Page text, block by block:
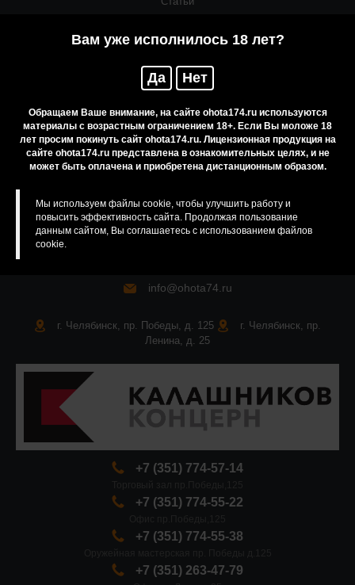
Вам уже исполнилось 18 лет?
Да Нет
Обращаем Ваше внимание, на сайте ohota174.ru используются
материалы с возрастным ограничением 18+. Если Вы моложе 18
лет просим покинуть сайт ohota174.ru. Лицензионная продукция на
сайте ohota174.ru представлена в ознакомительных целях, и не
может быть оплачена и приобретена дистанционным образом.
Мы используем файлы cookie, чтобы улучшить работу и
повысить эффективность сайта. Продолжая пользование
данным сайтом, Вы соглашаетесь с использованием файлов
cookie.
Резервирование
Приобретение лицензионных товаров
Бренды
Карта сайта
info@ohota74.ru
г. Челябинск, пр. Победы, д. 125
г. Челябинск, пр.
Ленина, д. 25
+7 (351) 774-57-14
+7 (351) 774-55-22
+7 (351) 774-55-38
+7 (351) 263-47-79